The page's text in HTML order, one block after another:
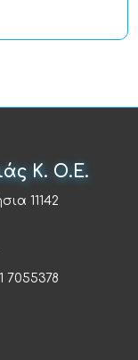
Κ. Ο.Ε.
11142
7055378